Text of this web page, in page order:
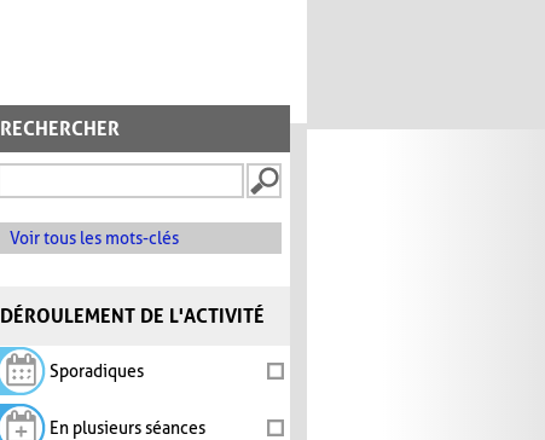
RECHERCHER
Voir tous les mots-clés
DÉROULEMENT DE L'ACTIVITÉ
Sporadiques
En plusieurs séances